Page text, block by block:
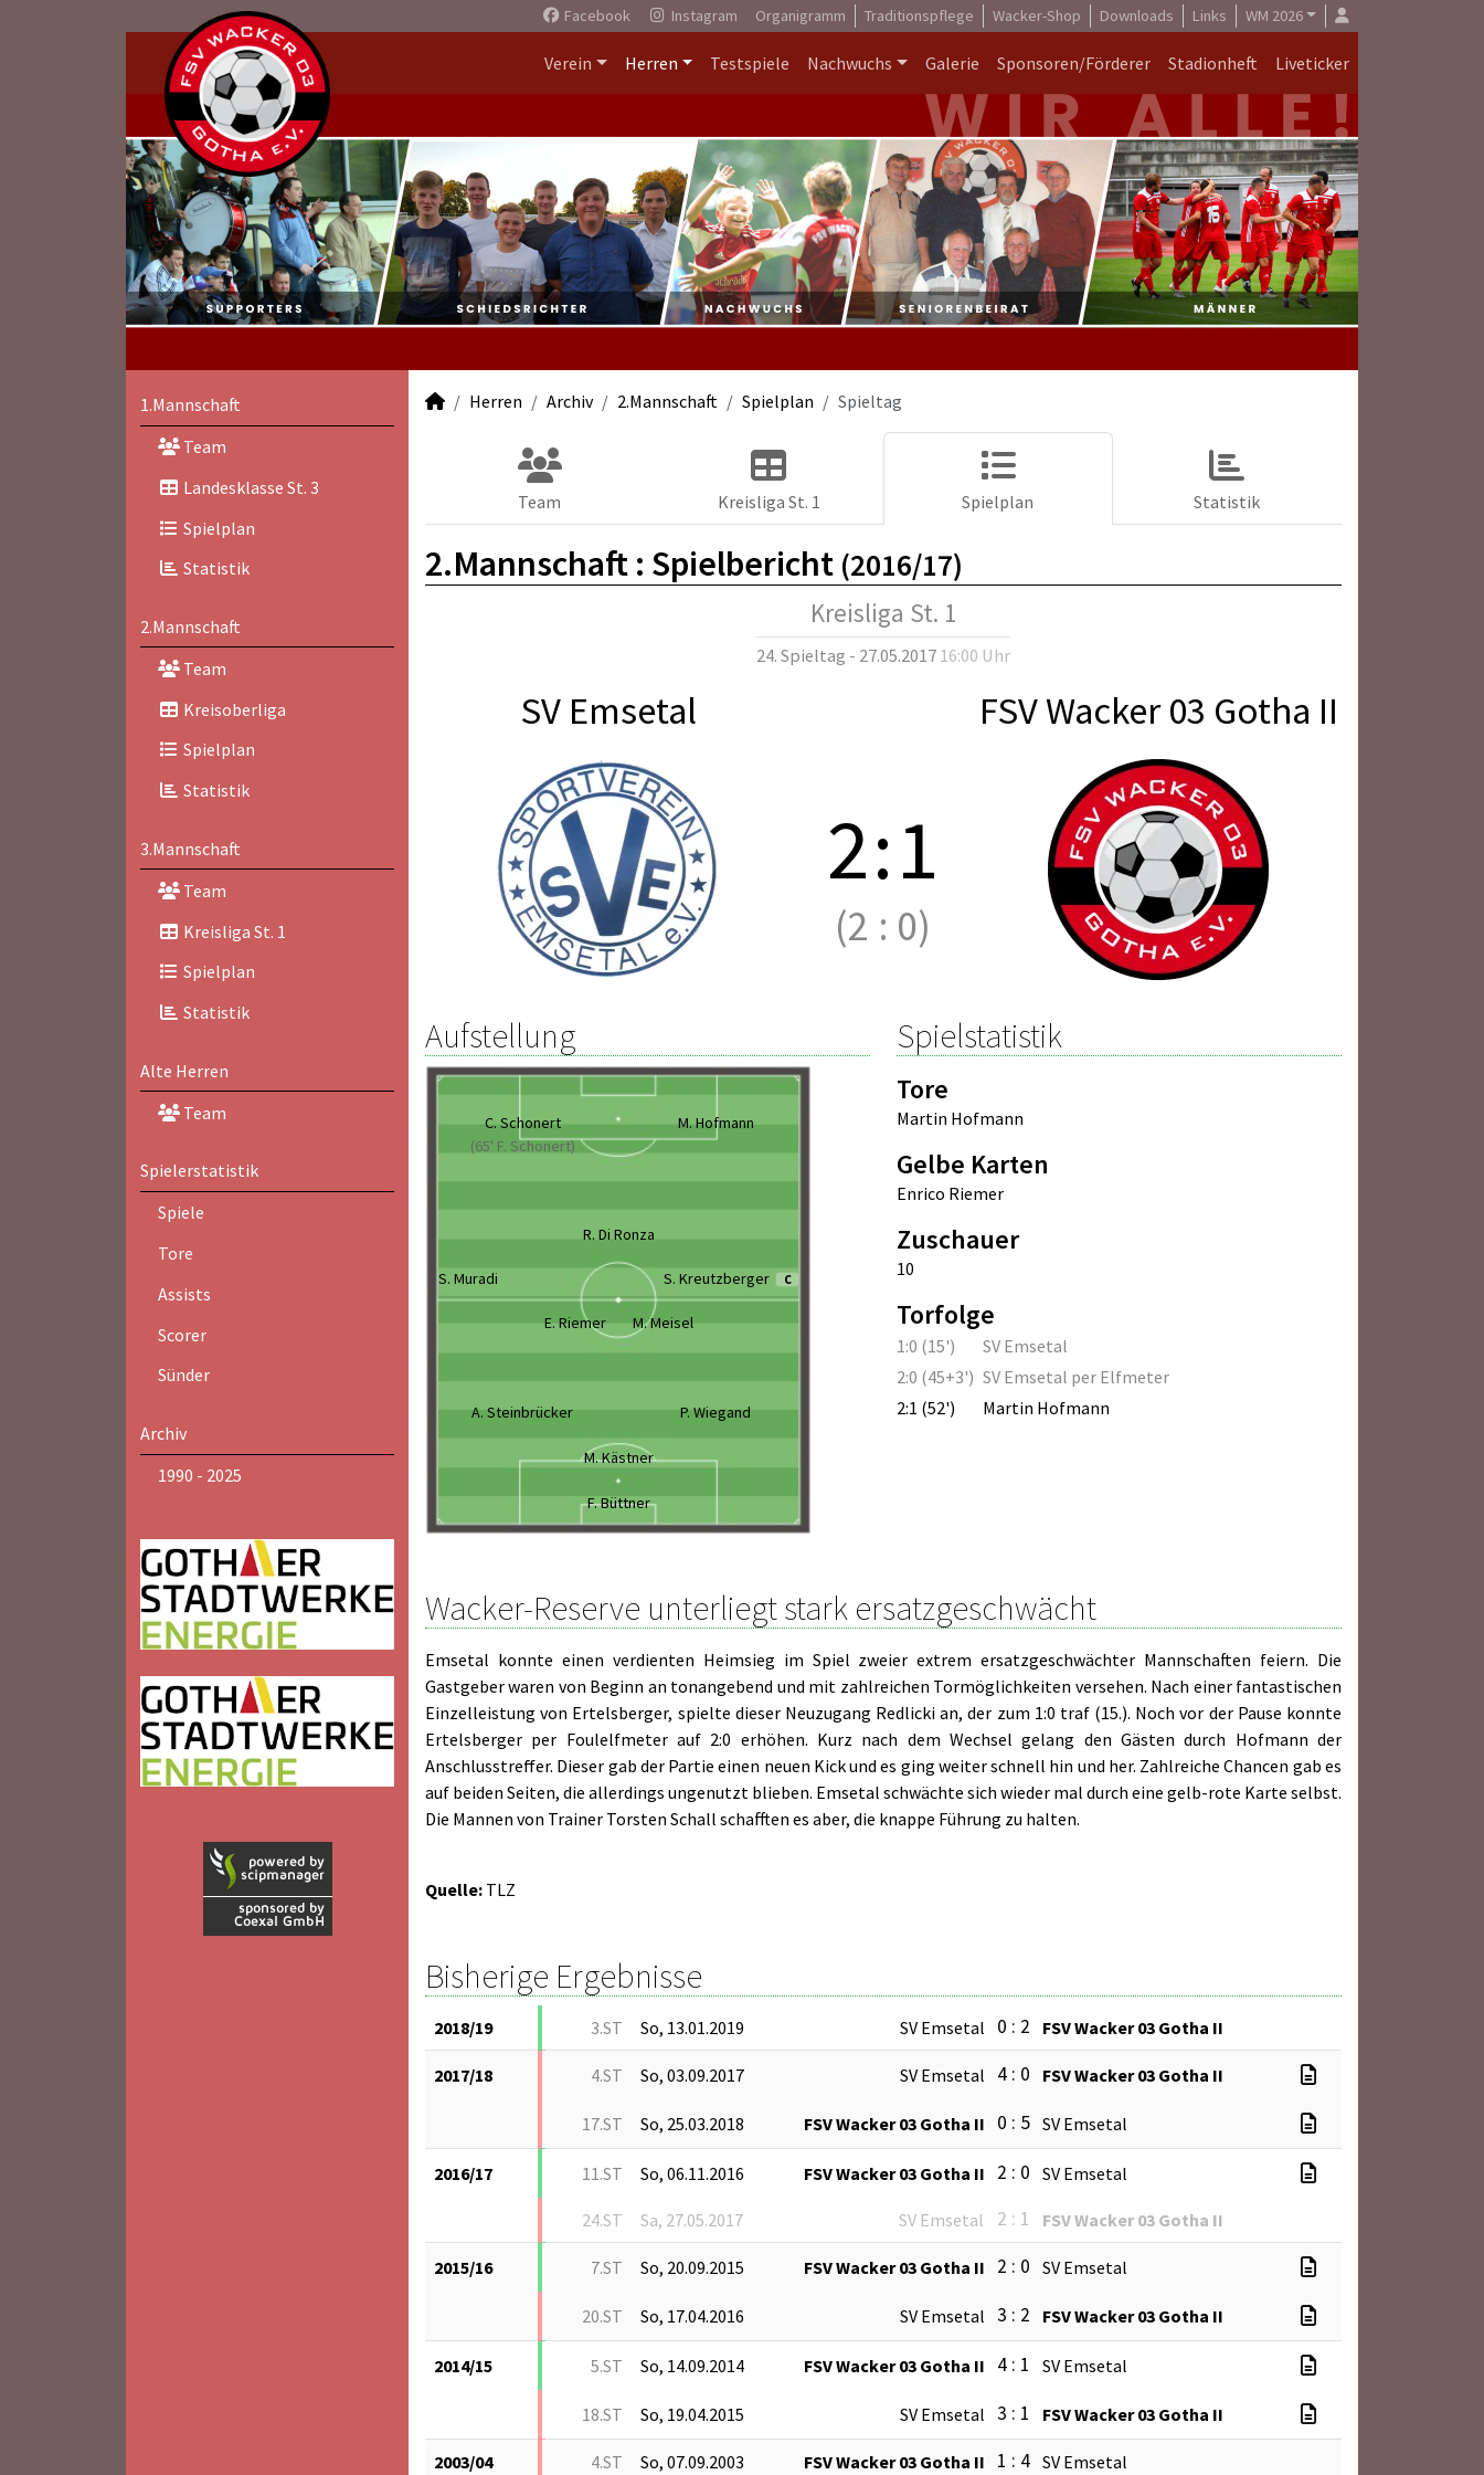
Facebook Instagram Organigramm Traditionspflege Wacker-Shop Downloads Links WM 2026
Verein Herren Testspiele Nachwuchs Galerie Sponsoren/Förderer Stadionheft Liveticker
1.Mannschaft
Team
Landesklasse St. 3
Spielplan
Statistik
2.Mannschaft
Team
Kreisoberliga
Spielplan
Statistik
3.Mannschaft
Team
Kreisliga St. 1
Spielplan
Statistik
Alte Herren
Team
Spielerstatistik
Spiele
Tore
Assists
Scorer
Sünder
Archiv
1990 - 2025
Herren Archiv 2.Mannschaft Spielplan Spieltag
Team Kreisliga St. 1 Spielplan Statistik
2.Mannschaft : Spielbericht (2016/17)
Kreisliga St. 1
24. Spieltag - 27.05.2017 16:00 Uhr
SV Emsetal FSV Wacker 03 Gotha II
2:1
(2 : 0)
Aufstellung
C. Schonert
(65' F. Schonert)
M. Hofmann
R. Di Ronza
S. Muradi S. Kreutzberger C
E. Riemer M. Meisel
A. Steinbrücker P. Wiegand
M. Kästner
F. Büttner
Spielstatistik
Tore
Martin Hofmann
Gelbe Karten
Enrico Riemer
Zuschauer
10
Torfolge
1:0 (15')
SV Emsetal
2:0 (45+3') SV Emsetal per Elfmeter
2:1 (52')
Martin Hofmann
Wacker-Reserve unterliegt stark ersatzgeschwächt
Emsetal konnte einen verdienten Heimsieg im Spiel zweier extrem ersatzgeschwächter Mannschaften feiern. Die
Gastgeber waren von Beginn an tonangebend und mit zahlreichen Tormöglichkeiten versehen. Nach einer fantastischen
Einzelleistung von Ertelsberger, spielte dieser Neuzugang Redlicki an, der zum 1:0 traf (15.). Noch vor der Pause konnte
Ertelsberger per Foulelfmeter auf 2:0 erhöhen. Kurz nach dem Wechsel gelang den Gästen durch Hofmann der
Anschlusstreffer. Dieser gab der Partie einen neuen Kick und es ging weiter schnell hin und her. Zahlreiche Chancen gab es
auf beiden Seiten, die allerdings ungenutzt blieben. Emsetal schwächte sich wieder mal durch eine gelb-rote Karte selbst.
Die Mannen von Trainer Torsten Schall schafften es aber, die knappe Führung zu halten.
Quelle: TLZ
Bisherige Ergebnisse
2018/19 3.ST So, 13.01.2019 SV Emsetal 0 : 2 FSV Wacker 03 Gotha II
2017/18 4.ST So, 03.09.2017 SV Emsetal 4 : 0 FSV Wacker 03 Gotha II
17.ST So, 25.03.2018 FSV Wacker 03 Gotha II 0 : 5 SV Emsetal
2016/17 11.ST So, 06.11.2016 FSV Wacker 03 Gotha II 2 : 0 SV Emsetal
24.ST Sa, 27.05.2017 SV Emsetal 2 : 1 FSV Wacker 03 Gotha II
2015/16 7.ST So, 20.09.2015 FSV Wacker 03 Gotha II 2 : 0 SV Emsetal
20.ST So, 17.04.2016 SV Emsetal 3 : 2 FSV Wacker 03 Gotha II
2014/15 5.ST So, 14.09.2014 FSV Wacker 03 Gotha II 4 : 1 SV Emsetal
18.ST So, 19.04.2015 SV Emsetal 3 : 1 FSV Wacker 03 Gotha II
2003/04 4.ST So, 07.09.2003 FSV Wacker 03 Gotha II 1 : 4 SV Emsetal